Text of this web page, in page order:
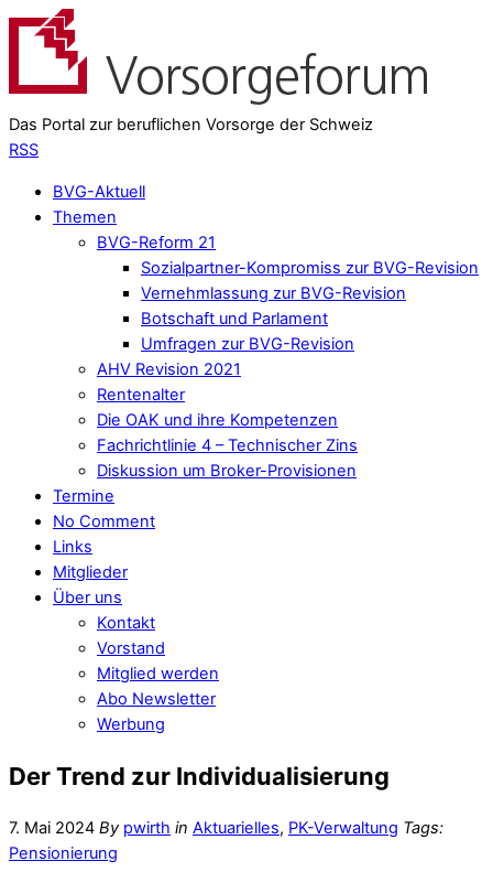
Das Portal zur beruflichen Vorsorge der Schweiz
RSS
BVG-Aktuell
Themen
BVG-Reform 21
Sozialpartner-Kompromiss zur BVG-Revision
Vernehmlassung zur BVG-Revision
Botschaft und Parlament
Umfragen zur BVG-Revision
AHV Revision 2021
Rentenalter
Die OAK und ihre Kompetenzen
Fachrichtlinie 4 – Technischer Zins
Diskussion um Broker-Provisionen
Termine
No Comment
Links
Mitglieder
Über uns
Kontakt
Vorstand
Mitglied werden
Abo Newsletter
Werbung
Der Trend zur Individualisierung
7. Mai 2024 By pwirth in Aktuarielles, PK-Verwaltung Tags:
Pensionierung